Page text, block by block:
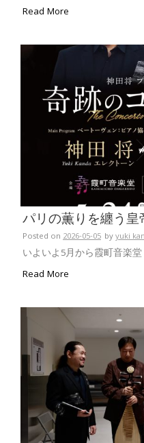
Read More
パリの薫りを纏う皇
Posted on 2026-05-05 byyuki
いよいよ5月から霞町音楽
Read More